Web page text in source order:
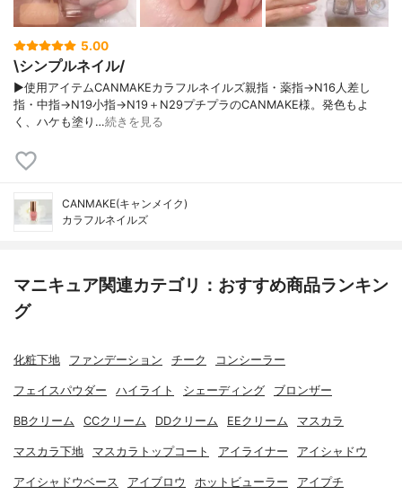
5.00
\シンプルネイル/
▶使用アイテムCANMAKEカラフルネイルズ親指・薬指→N16人差し
指・中指→N19小指→N19＋N29プチプラのCANMAKE様。発色もよ
く、ハケも塗り…続きを見る
CANMAKE(キャンメイク)
カラフルネイルズ
マニキュア関連カテゴリ：おすすめ商品ランキン
グ
化粧下地 ファンデーション チーク コンシーラー
フェイスパウダー ハイライト シェーディング ブロンザー
BBクリーム CCクリーム DDクリーム EEクリーム マスカラ
マスカラ下地 マスカラトップコート アイライナー アイシャドウ
アイシャドウベース アイブロウ ホットビューラー アイプチ